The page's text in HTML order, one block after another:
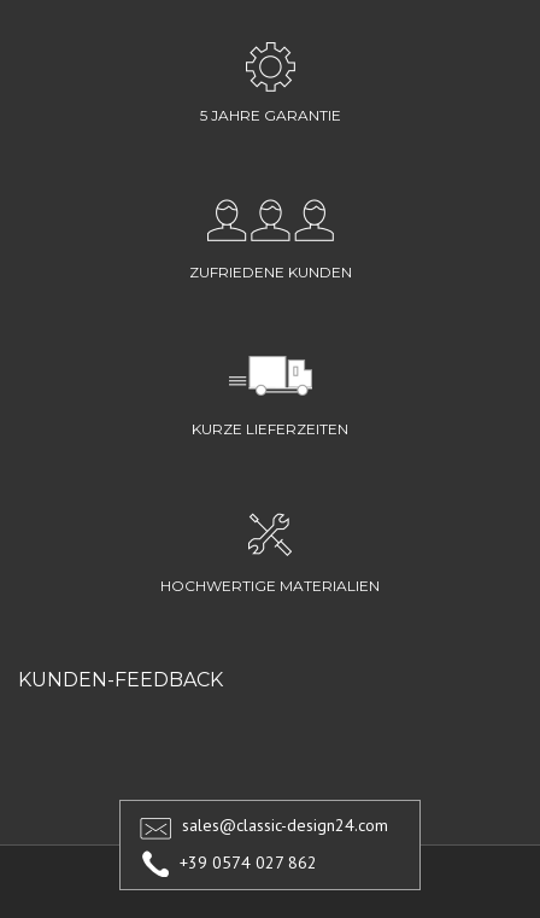
5 JAHRE GARANTIE
ZUFRIEDENE KUNDEN
KURZE LIEFERZEITEN
HOCHWERTIGE MATERIALIEN
KUNDEN-FEEDBACK
sales@classic-design24.com
+39 0574 027 862